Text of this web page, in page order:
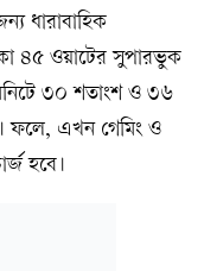
ধারাবাহিক
৪৫ ওয়াটের সুপারভুক
৩০ শতাংশ ও ৩৬
ফলে, এখন গেমিং ও
হবে।